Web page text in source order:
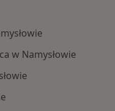
w Namysłowie